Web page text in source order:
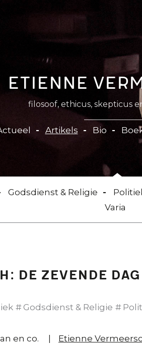
Etienne
filosoof, ethicus, skepticus
Artikels Bio
Godsdienst & Religie
Varia
De Zevende
Godsdienst & Religie
en co. Etienne